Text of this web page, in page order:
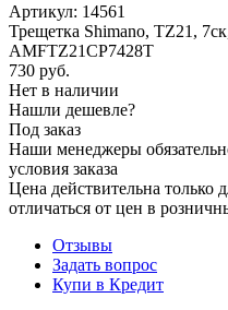
Артикул: 14561
Трещетка Shimano, TZ21,
AMFTZ21CP7428T
730 руб.
Нет в наличии
Нашли дешевле?
Под заказ
Наши менеджеры
условия заказа
Цена действительна только
отличаться от цен в
Отзывы
Задать вопрос
Купи в Кредит